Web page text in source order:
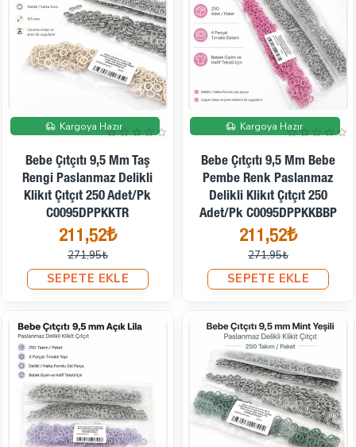
İndirimde
Kargoya Hazır
Bebe Çıtçıtı 9,5 Mm Taş
Rengi Paslanmaz Delikli
Klikıt Çıtçıt 250 Adet/Pk
C0095DPPKKTR
211,52₺
271,95₺
SEPETE EKLE
İndirimde
Kargoya Hazır
Bebe Çıtçıtı 9,5 Mm Bebe
Pembe Renk Paslanmaz
Delikli Klikıt Çıtçıt 250
Adet/Pk C0095DPPKKBBP
211,52₺
271,95₺
SEPETE EKLE